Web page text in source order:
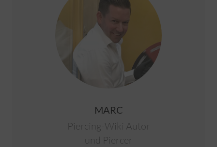
MARC
Piercing-Wiki Autor
und Piercer